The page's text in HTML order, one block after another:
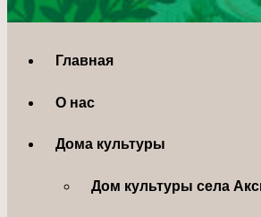
Главная
О нас
Дома культуры
Дом культуры села